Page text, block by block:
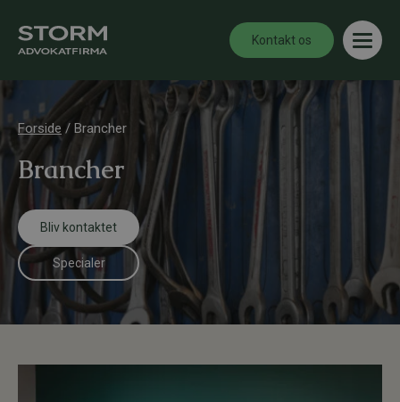
Kontakt os
Forside / Brancher
Brancher
Bliv kontaktet
Specialer